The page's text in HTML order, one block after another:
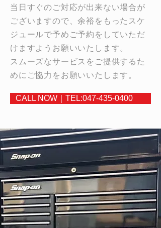
当日すぐのご対応が出来ない場合が
ございますので、余裕をもったスケ
ジュールで予めご予約をしていただ
けますようお願いいたします。
スムーズなサービスをご提供するた
めにご協力をお願いいたします。
CALL NOW｜TEL:047-435-0400